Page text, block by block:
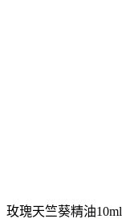
玫瑰天竺葵精油10ml